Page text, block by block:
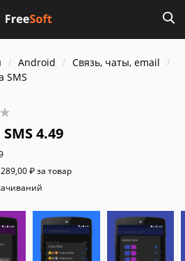
Android
Связь, чаты, email
SMS
4.49
289,00 ₽ за товар